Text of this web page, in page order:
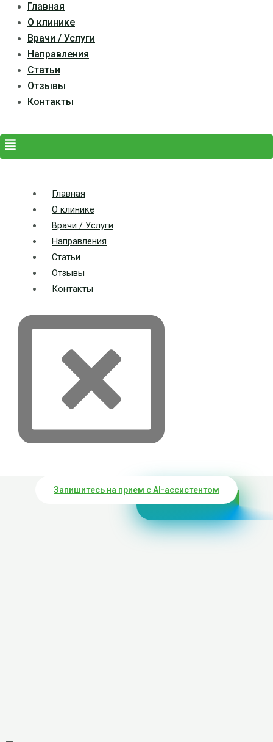
Главная
О клинике
Врачи / Услуги
Направления
Статьи
Отзывы
Контакты
Главная
О клинике
Врачи / Услуги
Направления
Статьи
Отзывы
Контакты
Запишитесь на прием с AI-ассистентом